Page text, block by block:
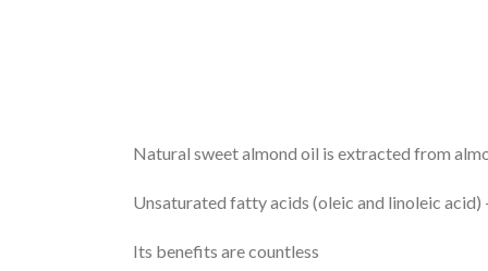
Natural sweet almond oil is extracted from
Its benefits are countless